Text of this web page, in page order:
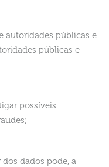
autoridades públicas e
públicas e
possíveis
dados pode, a